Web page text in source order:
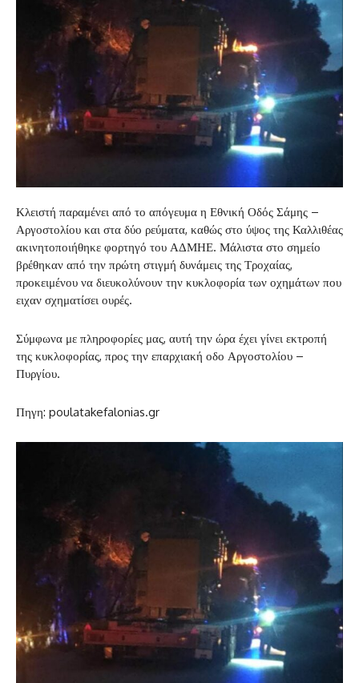
Κλειστή παραμένει από το απόγευμα η Εθνική Οδός Σάμης –
Αργοστολίου και στα δύο ρεύματα, καθώς στο ύψος της Καλλιθέας
ακινητοποιήθηκε φορτηγό του ΑΔΜΗΕ. Μάλιστα στο σημείο
βρέθηκαν από την πρώτη στιγμή δυνάμεις της Τροχαίας,
προκειμένου να διευκολύνουν την κυκλοφορία των οχημάτων που
ειχαν σχηματίσει ουρές.
Σύμφωνα με πληροφορίες μας, αυτή την ώρα έχει γίνει εκτροπή
της κυκλοφορίας, προς την επαρχιακή οδο Αργοστολίου –
Πυργίου.
Πηγη: poulatakefalonias.gr